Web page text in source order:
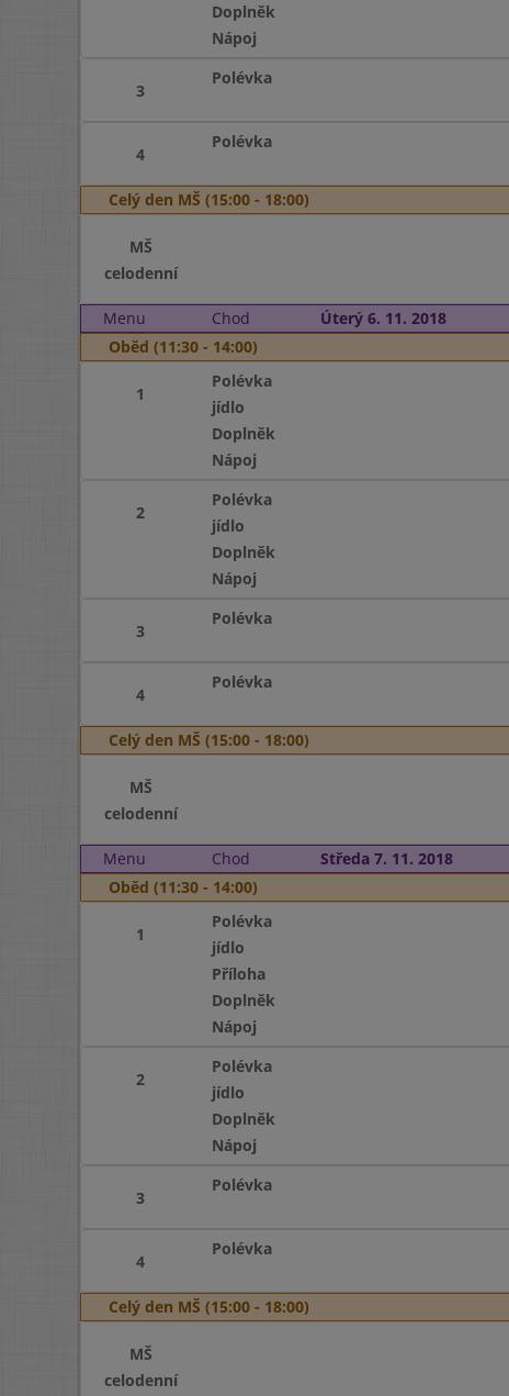
Doplněk
Nápoj
3
Polévka
4
Polévka
Celý den MŠ (15:00 - 18:00)
MŠ
celodenní
Menu Chod Úterý 6. 11. 2018
Oběd (11:30 - 14:00)
1
Polévka
jídlo
Doplněk
Nápoj
2
Polévka
jídlo
Doplněk
Nápoj
3
Polévka
4
Polévka
Celý den MŠ (15:00 - 18:00)
MŠ
celodenní
Menu Chod Středa 7. 11. 2018
Oběd (11:30 - 14:00)
1
Polévka
jídlo
Příloha
Doplněk
Nápoj
2
Polévka
jídlo
Doplněk
Nápoj
3
Polévka
4
Polévka
Celý den MŠ (15:00 - 18:00)
MŠ
celodenní